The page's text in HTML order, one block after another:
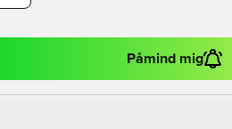
Påmind mig